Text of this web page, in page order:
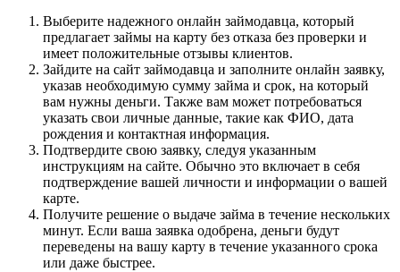
Выберите надежного онлайн займодавца, который
предлагает займы на карту без отказа без проверки и
имеет положительные отзывы клиентов.
Зайдите на сайт займодавца и заполните онлайн заявку,
указав необходимую сумму займа и срок, на который
вам нужны деньги. Также вам может потребоваться
указать свои личные данные, такие как ФИО, дата
рождения и контактная информация.
Подтвердите свою заявку, следуя указанным
инструкциям на сайте. Обычно это включает в себя
подтверждение вашей личности и информации о вашей
карте.
Получите решение о выдаче займа в течение нескольких
минут. Если ваша заявка одобрена, деньги будут
переведены на вашу карту в течение указанного срока
или даже быстрее.